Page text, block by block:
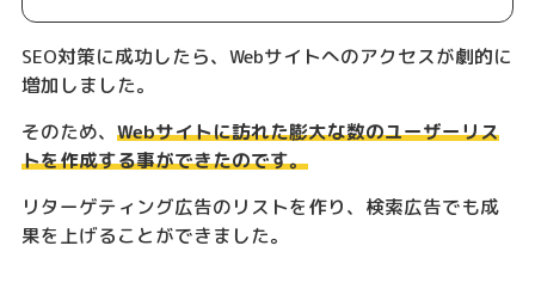
SEO対策に成功したら、Webサイトへのアクセスが劇的に
増加しました。
そのため、 Webサイトに訪れた膨大な数のユーザーリス
トを作成する事ができたのです。
リターゲティング広告のリストを作り、検索広告でも成
果を上げることができました。